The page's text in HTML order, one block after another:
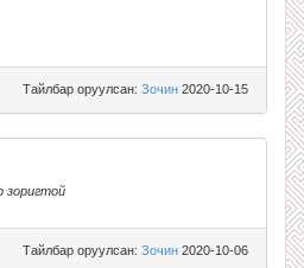
Тайлбар оруулсан: Зочин 2020-10-15
зоригтой
Тайлбар оруулсан: Зочин 2020-10-06